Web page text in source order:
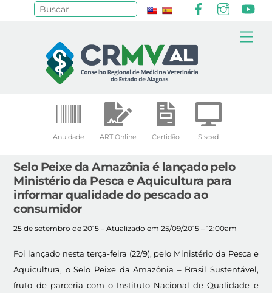
Anuidade ART Online Certidão Siscad
Selo Peixe da Amazônia é lançado pelo
Ministério da Pesca e Aquicultura para
informar qualidade do pescado ao
consumidor
25 de setembro de 2015 – Atualizado em 25/09/2015 – 12:00am
Foi lançado nesta terça-feira (22/9), pelo Ministério da Pesca e
Aquicultura, o Selo Peixe da Amazônia – Brasil Sustentável,
fruto de parceria com o Instituto Nacional de Qualidade e